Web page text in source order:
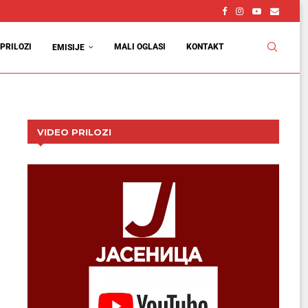
PRILOZI EMISIJE MALI OGLASI KONTAKT
VIDEO PRILOZI